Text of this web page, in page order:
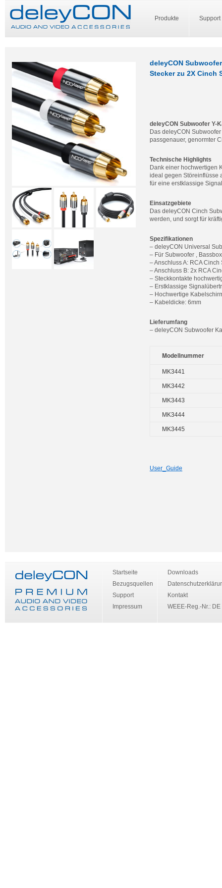
Produkte Support
deleyCON
Stecker zu 2X Cinch
deleyCON Subwoofer Y-
Das deleyCON
passgenauer, genormter
Technische Highlights
Dank einer hochwertigen
ideal gegen Störeinflüsse
für eine erstklassige
Einsatzgebiete
Das deleyCON Cinch
werden, und sorgt für
Spezifikationen
– deleyCON Universal
– Für Subwoofer ,
– Anschluss A: RCA Cinch
– Anschluss B: 2x RCA
– Steckkontakte
– Erstklassige
– Hochwertige
– Kabeldicke: 6mm
Lieferumfang
– deleyCON Subwoofer
Modellnummer
MK3441
MK3442
MK3443
MK3444
MK3445
User_Guide
Startseite
Bezugsquellen
Support
Impressum
Downloads
Kontakt
WEEE-Reg.-Nr.: